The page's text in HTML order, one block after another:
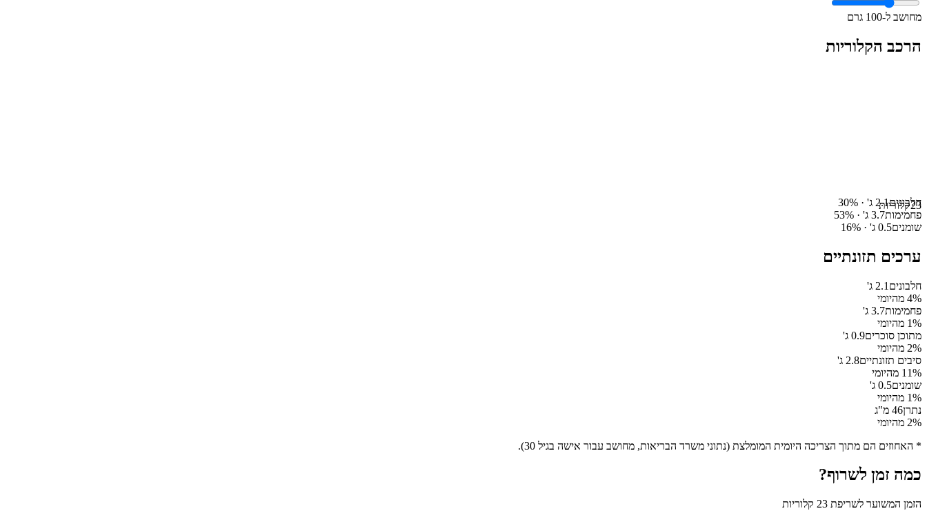
מחושב ל-100 גרם
הרכב הקלוריות
23קלוריות
חלבונים2.1 ג' · 30%
פחמימות3.7 ג' · 53%
שומנים0.5 ג' · 16%
ערכים תזונתיים
חלבונים 2.1 ג'
4% מהיומי
פחמימות3.7 ג'
1% מהיומי
מתוכן סוכרים0.9 ג'
2% מהיומי
סיבים תזונתיים2.8 ג'
11% מהיומי
שומנים0.5 ג'
1% מהיומי
נתרן46 מ"ג
2% מהיומי
* האחוזים הם מתוך הצריכה היומית המומלצת (נתוני משרד הבריאות, מחושב עבור אישה בגיל 30).
כמה זמן לשרוף?
הזמן המשוער לשריפת 23 קלוריות